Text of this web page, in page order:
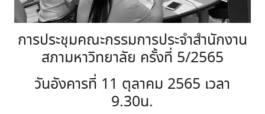
การประชุมคณะกรรมการประจำสำนักงาน
สภามหาวิทยาลัย ครั้งที่ 5/2565
วันอังคารที่ 11 ตุลาคม 2565 เวลา
9.30น.